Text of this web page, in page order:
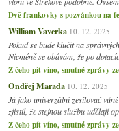
Dvě frankovky s pozvánkou na
William Vaverka 10. 12. 2025
Pokud se bude klučit na
Nicméně se obávám, že po
Z čeho pít víno, smutné zprávy
Ondřej Marada 10. 12. 2025
Já jako univerzální zesilovač
zjistil, že stejnou službu udělají
Z čeho pít víno, smutné zprávy